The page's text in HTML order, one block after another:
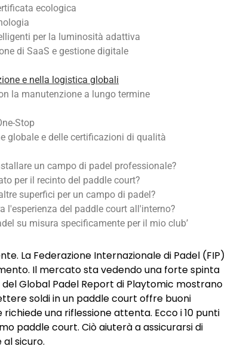
ecologica
per la luminosità adattiva
di SaaS e gestione digitale
e nella logistica globali
la manutenzione a lungo termine
Stop
globale e delle certificazioni di qualità
un campo di padel professionale?
per il recinto del paddle court?
superfici per un campo di padel?
l'esperienza del paddle court all'interno?
su misura specificamente per il mio club’
La Federazione Internazionale di Padel (FIP)
Il mercato sta vedendo una forte spinta
Global Padel Report di Playtomic mostrano
soldi in un paddle court offre buoni
una riflessione attenta. Ecco i 10 punti
paddle court. Ciò aiuterà a assicurarsi di
sicuro.